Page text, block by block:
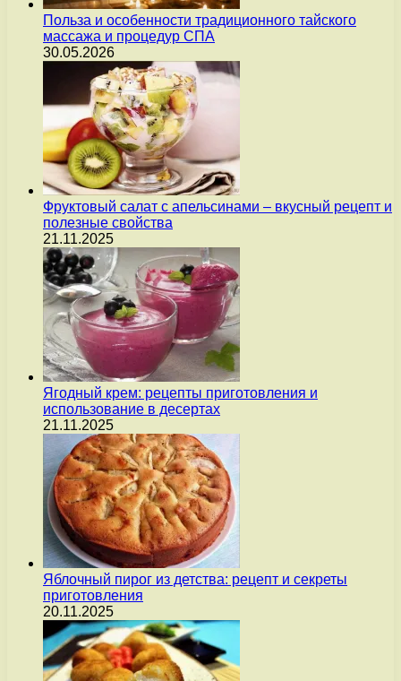
Польза и особенности традиционного тайского
массажа и процедур СПА
30.05.2026
Фруктовый салат с апельсинами – вкусный рецепт и
полезные свойства
21.11.2025
Ягодный крем: рецепты приготовления и
использование в десертах
21.11.2025
Яблочный пирог из детства: рецепт и секреты
приготовления
20.11.2025